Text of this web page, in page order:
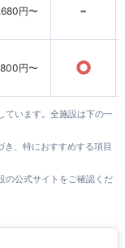
円〜 -
円〜 ○
ています。全施設は下の一
、特におすすめする項目
の公式サイトをご確認くだ